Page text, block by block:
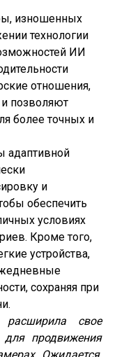
изношенных
технологии
ИИ
отношения,
позволяют
более точных и
адаптивной
и
обеспечить
условиях
Кроме того,
устройства,
сохраняя при
свое
для продвижения